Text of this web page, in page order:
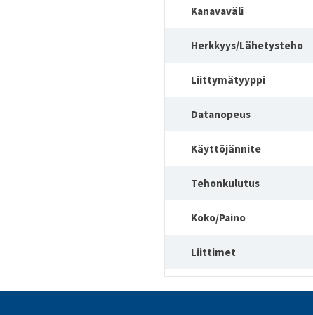
Kanavaväli
Herkkyys/Lähetysteho
Liittymätyyppi
Datanopeus
Käyttöjännite
Tehonkulutus
Koko/Paino
Liittimet